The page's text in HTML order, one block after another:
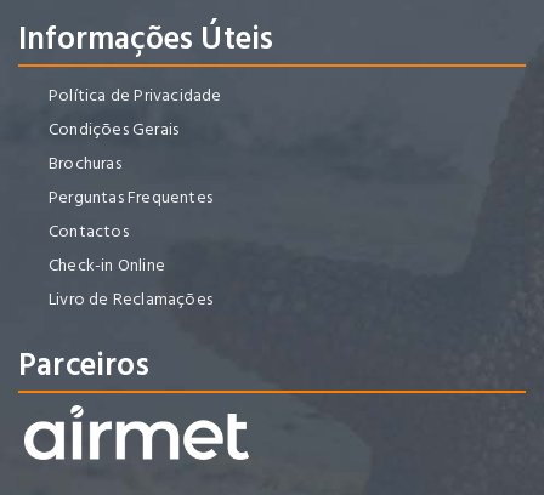
Informações Úteis
Política de Privacidade
Condições Gerais
Brochuras
Perguntas Frequentes
Contactos
Check-in Online
Livro de Reclamações
Parceiros